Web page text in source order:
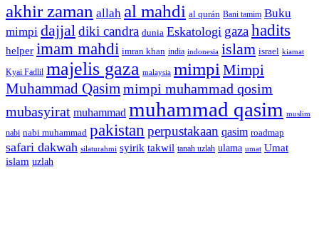
akhir zaman allah al mahdi al qurán Bani tamim Buku
mimpi dajjal diki candra dunia Eskatologi gazahadits
helper imam mahdi imran khan india indonesia islam israel kiamat
Kyai Fadlil majelis gaza malaysia mimpi Mimpi
Muhammad Qasim mimpi muhammad qosim
mubasyirat muhammad muhammad qasim muslim
nabi nabi muhammad pakistan perpustakaan qasim roadmap
safari dakwah silaturahmi syirik takwil tanah uzlah ulama umat Umat
islam uzlah